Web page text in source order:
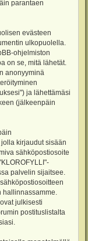
parantaen
evästeen
ulkopuolella.
ohjelmiston
on se, mitä lähetät.
anonyyminä
ja lähettämäsi
(jälkeenpäin
kirjaudut sisään
sähköpostiosoite
palvelin sijaitsee.
julkisesti
postituslistalta